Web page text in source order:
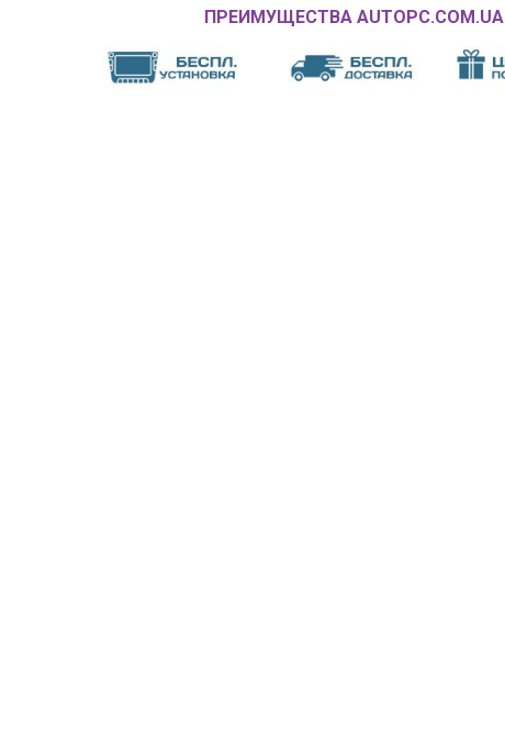
ПРЕИМУЩЕСТВА AUTOPC.COM.UA